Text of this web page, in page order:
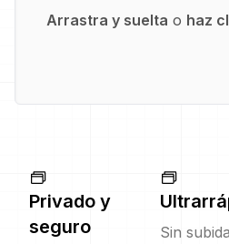
Arrastra y suelta o haz
Privado y
seguro
Sin